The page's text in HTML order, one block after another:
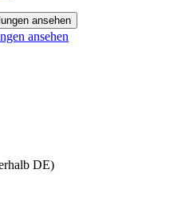
ansehen
ansehen
DE)